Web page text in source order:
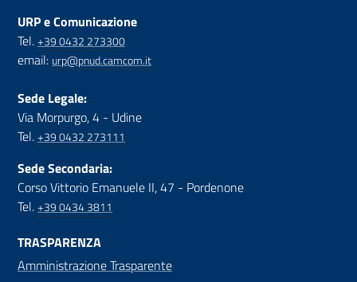
URP e Comunicazione
Tel.+39 0432 273300
email: urp@pnud.camcom.it
Sede Legale:
Via Morpurgo, 4 - Udine
Tel.+39 0432 273111
Sede Secondaria:
Corso Vittorio Emanuele II, 47 - Pordenone
Tel.+39 0434 3811
TRASPARENZA
Amministrazione Trasparente